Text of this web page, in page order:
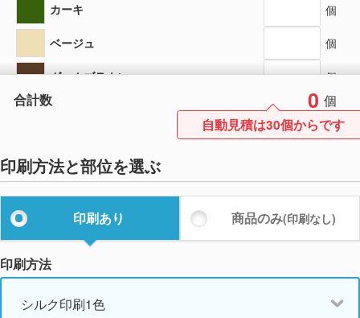
カーキ 個
ベージュ 個
ダークブラウン 個
合計数 0 個
自動見積は30個からです
印刷方法と部位を選ぶ
印刷あり 商品のみ(印刷なし)
印刷方法
シルク印刷1色